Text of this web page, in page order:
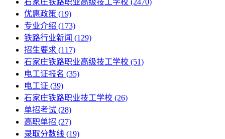
石家庄铁路职业高级技工学校 (2470)
优惠政策 (19)
专业介绍 (173)
铁路行业新闻 (129)
招生要求 (117)
石家庄铁路职业高级技工学校​ (51)
电工证报名 (35)
电工证 (39)
石家庄铁路职业技工学校 (26)
单招考试 (28)
高职单招 (27)
录取分数线 (19)